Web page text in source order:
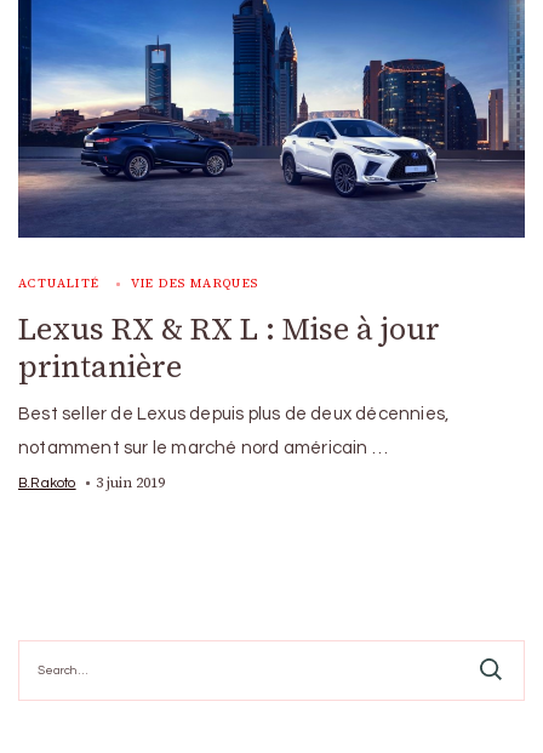
ACTUALITÉ VIE DES MARQUES
Lexus RX & RX L : Mise à jour
printanière
Best seller de Lexus depuis plus de deux décennies,
notamment sur le marché nord américain …
B.Rakoto 3 juin 2019
for: